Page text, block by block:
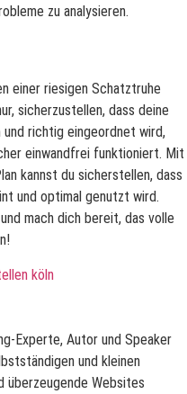
zu analysieren.
einer riesigen Schatztruhe
sicherzustellen, dass deine
richtig eingeordnet wird,
einwandfrei funktioniert. Mit
kannst du sicherstellen, dass
und optimal genutzt wird.
mach dich bereit, das volle
Experte, Autor und Speaker
und kleinen
überzeugende Websites